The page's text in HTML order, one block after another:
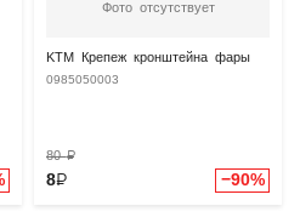
Фото отсутствует
KTM Крепеж кронштейна фары
0985050003
80₽
8₽ −90%